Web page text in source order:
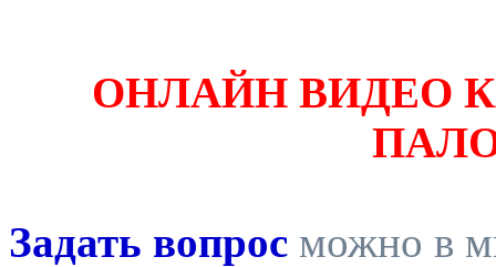
ОНЛАЙН ВИДЕО
Задать вопрос можно в